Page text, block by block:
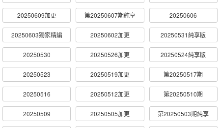
20250609加更 第20250607期純享 20250606
20250603獨家精編 20250602加更 20250531純享版
20250530 20250526加更 20250524純享版
20250523 20250519加更 第20250517期
20250516 20250512加更 第20250510期
20250509 20250505加更 第20250503期純享